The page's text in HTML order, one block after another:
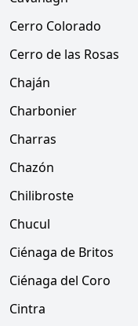
Cerro Colorado
Cerro de las Rosas
Chaján
Charbonier
Charras
Chazón
Chilibroste
Chucul
Ciénaga de Britos
Ciénaga del Coro
Cintra